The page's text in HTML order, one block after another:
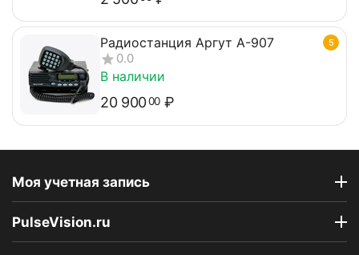
5
Радиостанция Аргут А-907
0.0
В наличии
20 90000 ₽
Моя учетная запись
PulseVision.ru